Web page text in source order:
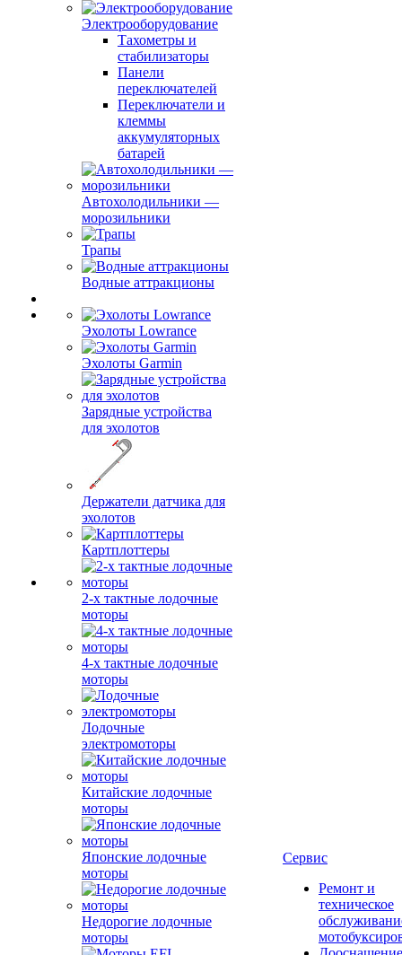
Электрооборудование
Тахометры и
стабилизаторы
Панели
переключателей
Переключатели и
клеммы
аккумуляторных
батарей
Автохолодильники —
морозильники
Трапы
Водные аттракционы
Эхолоты Lowrance
Эхолоты Garmin
Зарядные устройства
для эхолотов
Держатели датчика для
эхолотов
Картплоттеры
2-х тактные лодочные
моторы
4-х тактные лодочные
моторы
Лодочные
электромоторы
Китайские лодочные
моторы
Японские лодочные
моторы
Недорогие лодочные
моторы
Сервис
Ремонт и
техническое